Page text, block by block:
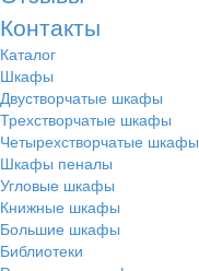
Контакты
Каталог
Шкафы
Двустворчатые шкафы
Трехстворчатые шкафы
Четырехстворчатые шкафы
Шкафы пеналы
Угловые шкафы
Книжные шкафы
Большие шкафы
Библиотеки